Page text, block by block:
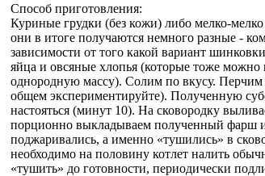
Способ приготовления:
Куриные грудки (без кожи) либо мелко-
они в итоге получаются немного разные -
зависимости от того какой вариант
яйца и овсяные хлопья (которые тоже можно
однородную массу). Солим по вкусу.
общем экспериментируйте). Полученную
настояться (минут 10). На сковородку
порционно выкладываем полученный
поджаривались, а именно «тушились» в
необходимо на половину котлет налить
«тушить» до готовности, периодически